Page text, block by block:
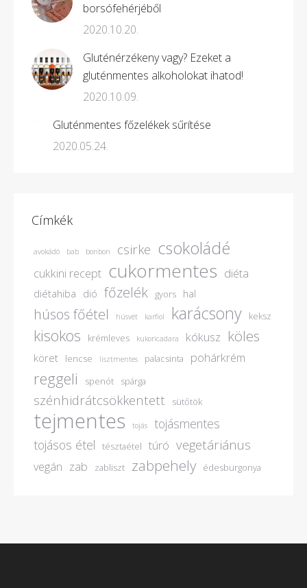
borsófehérjéből
2020.10.20.
Gluténérzékeny vagy? Ezeket a
gluténmentes alkoholokat ihatod!
2020.10.09.
Gluténmentes főzelékek sűrítése
2020.05.24.
Címkék
avokádó bab bonbon csirke csokoládé
cukkini recept cukormentes diéta
diétahiba dió főzelék gyors hal
húsos főétel húsvét karfiol karácsony keksz
kisokos krémleves kukoricadara kókusz köles
köret lencse lisztmentes palacsinta pohárkrém
reggeli spenót spárga
szénhidrátcsökkentett sütőtök
tejmentes tojás
tojásmentes
tojásos étel
tésztaétel túró vegetáriánus
vegán zab zabliszt zabpehely édesburgonya